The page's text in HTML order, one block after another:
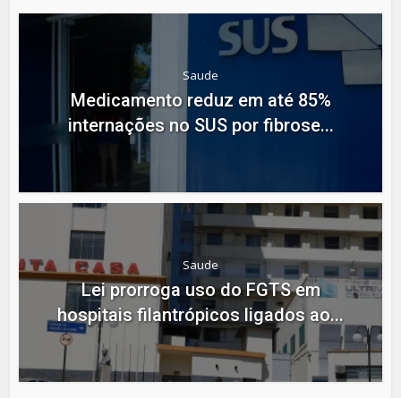
Saude
Medicamento reduz em até 85%
internações no SUS por fibrose...
Saude
Lei prorroga uso do FGTS em
hospitais filantrópicos ligados ao...